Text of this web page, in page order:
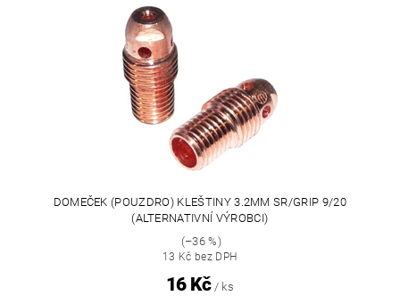
DOMEČEK (POUZDRO) KLEŠTINY 3.2MM SR/GRIP 9/20
(ALTERNATIVNÍ VÝROBCI)
(–36 %)
13 Kč bez DPH
16 Kč / ks